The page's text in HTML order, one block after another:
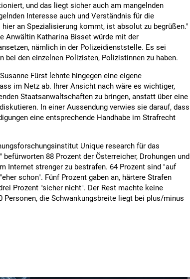
und das liegt sicher auch am mangelnden
Interesse auch und Verständnis für die
an Spezialisierung kommt, ist absolut zu begrüßen."
Anwältin Katharina Bisset würde mit der
nämlich in der Polizeidienststelle. Es sei
bei den einzelnen Polizisten, Polizistinnen zu haben.
Fürst lehnte hingegen eine eigene
im Netz ab. Ihrer Ansicht nach wäre es wichtiger,
Staatsanwaltschaften zu bringen, anstatt über eine
In einer Aussendung verwies sie darauf, dass
eine entsprechende Handhabe im Strafrecht
Unique research für das
88 Prozent der Österreicher, Drohungen und
Internet strenger zu bestrafen. 64 Prozent sind "auf
schon". Fünf Prozent gaben an, härtere Strafen
Prozent "sicher nicht". Der Rest machte keine
Personen, die Schwankungsbreite liegt bei plus/minus